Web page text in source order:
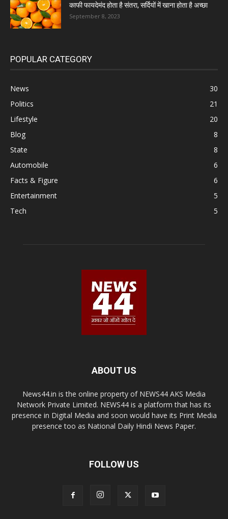
काफी फायदेमंद होता है संतरा, सर्दियों में खाना होता है अच्छा
September 8, 2023
POPULAR CATEGORY
News
30
Politics
21
Lifestyle
20
Blog
8
State
8
Automobile
6
Facts & Figure
6
Entertainment
5
Tech
5
ABOUT US
News44.in is the online property of NEWS44 AKS Media
Network Private Limited. NEWS44 is a platform that has its
presence in Digital Media and soon would have its Print Media
presence too as National Daily Hindi News Paper.
FOLLOW US